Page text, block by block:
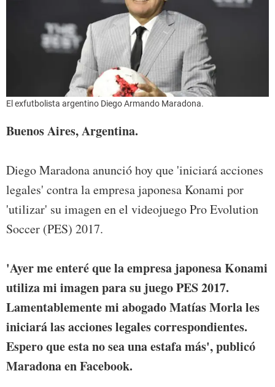
El exfutbolista argentino Diego Armando Maradona.
Buenos Aires, Argentina.
Diego Maradona anunció hoy que 'iniciará acciones
legales' contra la empresa japonesa Konami por
'utilizar' su imagen en el videojuego Pro Evolution
Soccer (PES) 2017.
'Ayer me enteré que la empresa japonesa Konami
utiliza mi imagen para su juego PES 2017.
Lamentablemente mi abogado Matías Morla les
iniciará las acciones legales correspondientes.
Espero que esta no sea una estafa más', publicó
Maradona en Facebook.